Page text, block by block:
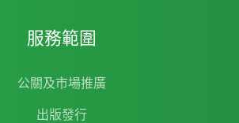
服務範圍
公關及市場推廣
出版發行